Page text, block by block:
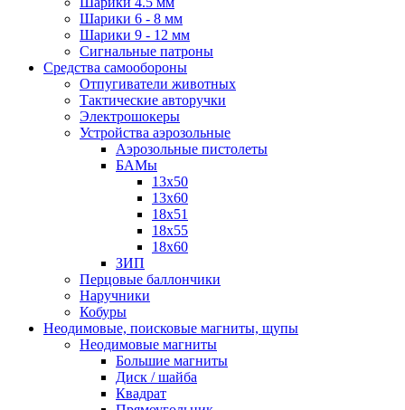
Шарики 6 - 8 мм
Шарики 9 - 12 мм
Сигнальные патроны
Средства самообороны
Отпугиватели животных
Тактические авторучки
Электрошокеры
Устройства аэрозольные
Аэрозольные пистолеты
БАМы
13х50
13х60
18х51
18х55
18х60
ЗИП
Перцовые баллончики
Наручники
Кобуры
Неодимовые, поисковые магниты, щупы
Неодимовые магниты
Большие магниты
Диск / шайба
Квадрат